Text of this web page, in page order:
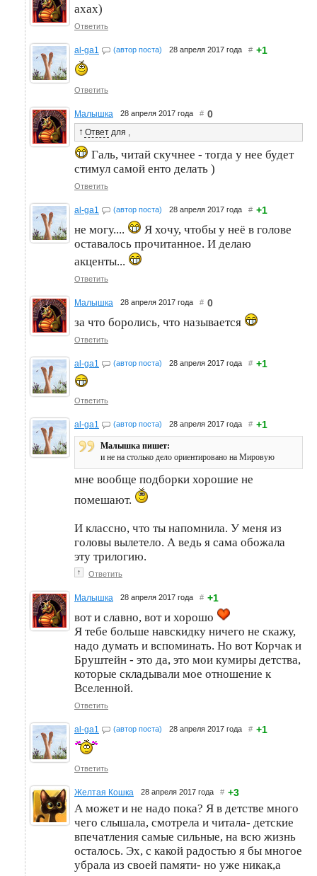
ахах)
Ответить
al-ga1 (автор поста) 28 апреля 2017 года # +1
Ответить
Малышка 28 апреля 2017 года # 0
↑ Ответ для ,
Галь, читай скучнее - тогда у нее будет
стимул самой енто делать )
Ответить
al-ga1 (автор поста) 28 апреля 2017 года # +1
не могу....
Я хочу, чтобы у неё в голове
оставалось прочитанное. И делаю
акценты...
Ответить
Малышка 28 апреля 2017 года # 0
за что боролись, что называется
Ответить
al-ga1 (автор поста) 28 апреля 2017 года # +1
Ответить
al-ga1 (автор поста) 28 апреля 2017 года # +1
Малышка пишет:
и не на столько дело ориентировано на Мировую
мне вообще подборки хорошие не
помешают.
И классно, что ты напомнила. У меня из
головы вылетело. А ведь я сама обожала
эту трилогию.
↑ Ответить
Малышка 28 апреля 2017 года # +1
вот и славно, вот и хорошо
Я тебе больше навскидку ничего не скажу,
надо думать и вспоминать. Но вот Корчак и
Бруштейн - это да, это мои кумиры детства,
которые складывали мое отношение к
Вселенной.
Ответить
al-ga1 (автор поста) 28 апреля 2017 года # +1
Ответить
Желтая Кошка 28 апреля 2017 года # +3
А может и не надо пока? Я в детстве много
чего слышала, смотрела и читала- детские
впечатления самые сильные, на всю жизнь
осталось. Эх, с какой радостью я бы многое
убрала из своей памяти- но уже никак,а